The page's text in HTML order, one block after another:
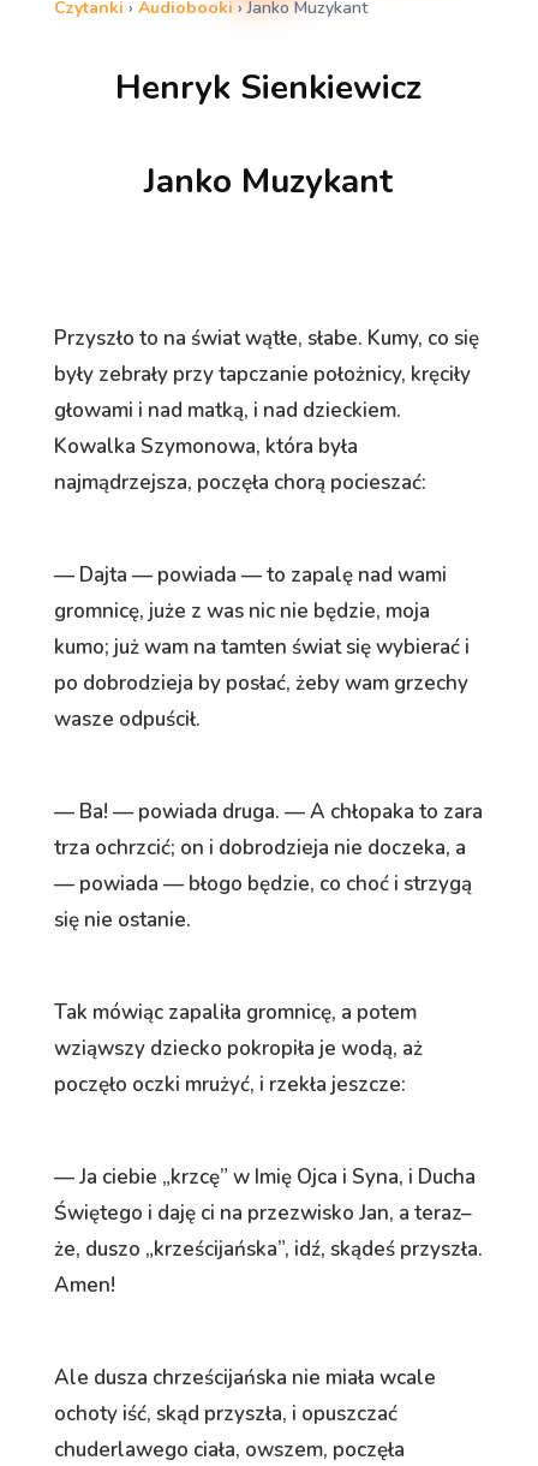
Czytanki › Audiobooki›Janko Muzykant
Henryk Sienkiewicz
Janko Muzykant
Przyszło to na świat wątłe, słabe. Kumy, co się
były zebrały przy tapczanie położnicy, kręciły
głowami i nad matką, i nad dzieckiem.
Kowalka Szymonowa, która była
najmądrzejsza, poczęła chorą pocieszać:
— Dajta — powiada — to zapalę nad wami
gromnicę, juże z was nic nie będzie, moja
kumo; już wam na tamten świat się wybierać i
po dobrodzieja by posłać, żeby wam grzechy
wasze odpuścił.
— Ba! — powiada druga. — A chłopaka to zara
trza ochrzcić; on i dobrodzieja nie doczeka, a
— powiada — błogo będzie, co choć i strzygą
się nie ostanie.
Tak mówiąc zapaliła gromnicę, a potem
wziąwszy dziecko pokropiła je wodą, aż
poczęło oczki mrużyć, i rzekła jeszcze:
— Ja ciebie „krzcę” w Imię Ojca i Syna, i Ducha
Świętego i daję ci na przezwisko Jan, a teraz–
że, duszo „krześcijańska”, idź, skądeś przyszła.
Amen!
Ale dusza chrześcijańska nie miała wcale
ochoty iść, skąd przyszła, i opuszczać
chuderlawego ciała, owszem, poczęła